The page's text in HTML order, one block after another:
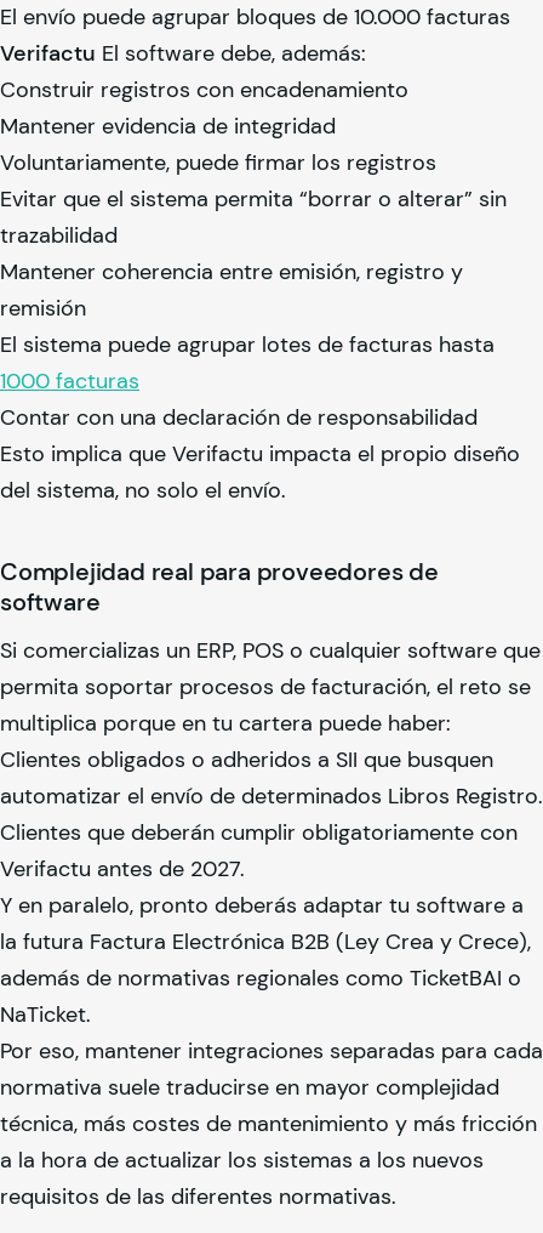
El envío puede agrupar bloques de 10.000 facturas
Verifactu El software debe, además:
Construir registros con encadenamiento
Mantener evidencia de integridad
Voluntariamente, puede firmar los registros
Evitar que el sistema permita “borrar o alterar” sin
trazabilidad
Mantener coherencia entre emisión, registro y
remisión
El sistema puede agrupar lotes de facturas hasta
1000 facturas
Contar con una declaración de responsabilidad
Esto implica que Verifactu impacta el propio diseño
del sistema, no solo el envío.
Complejidad real para proveedores de
software
Si comercializas un ERP, POS o cualquier software que
permita soportar procesos de facturación, el reto se
multiplica porque en tu cartera puede haber:
Clientes obligados o adheridos a SII que busquen
automatizar el envío de determinados Libros Registro.
Clientes que deberán cumplir obligatoriamente con
Verifactu antes de 2027.
Y en paralelo, pronto deberás adaptar tu software a
la futura Factura Electrónica B2B (Ley Crea y Crece),
además de normativas regionales como TicketBAI o
NaTicket.
Por eso, mantener integraciones separadas para cada
normativa suele traducirse en mayor complejidad
técnica, más costes de mantenimiento y más fricción
a la hora de actualizar los sistemas a los nuevos
requisitos de las diferentes normativas.